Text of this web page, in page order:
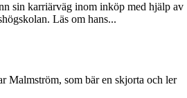
sin karriärväg inom inköp med hjälp av
Läs om hans...